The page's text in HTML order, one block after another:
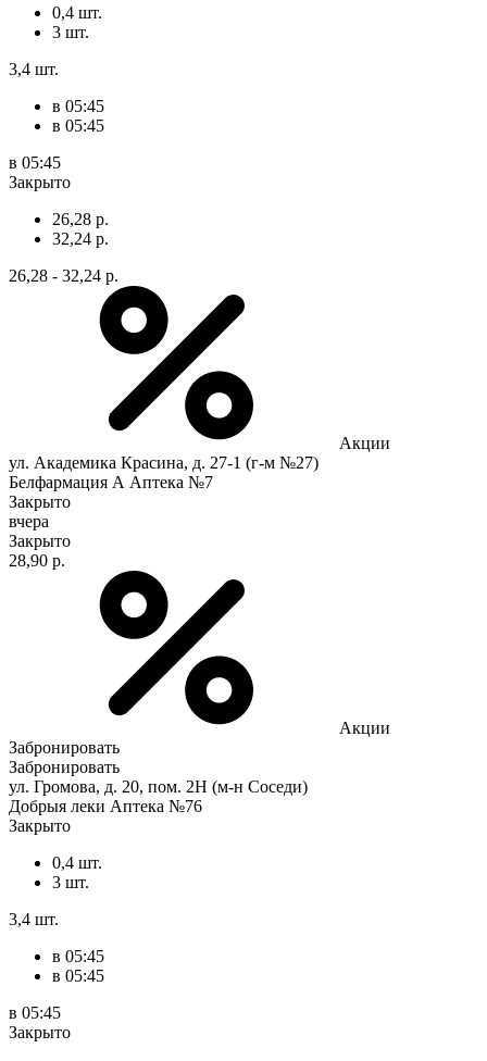
0,4 шт.
3 шт.
3,4 шт.
в 05:45
в 05:45
в 05:45
Закрыто
26,28 р.
32,24 р.
26,28 - 32,24 р.
Акции
ул. Академика Красина, д. 27-1 (г-м №27)
Белфармация А Аптека №7
Закрыто
вчера
Закрыто
28,90 р.
Акции
Забронировать
Забронировать
ул. Громова, д. 20, пом. 2Н (м-н Соседи)
Добрыя леки Аптека №76
Закрыто
0,4 шт.
3 шт.
3,4 шт.
в 05:45
в 05:45
в 05:45
Закрыто